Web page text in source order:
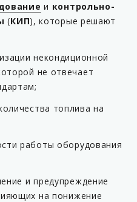
и контрольно-
(КИП), которые решают
некондиционной
не отвечает
топлива на
работы оборудования
и предупреждение
на понижение